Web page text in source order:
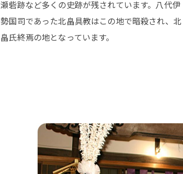
瀬砦跡など多くの史跡が残されています。八代伊
勢国司であった北畠具教はこの地で暗殺され、北
畠氏終焉の地となっています。